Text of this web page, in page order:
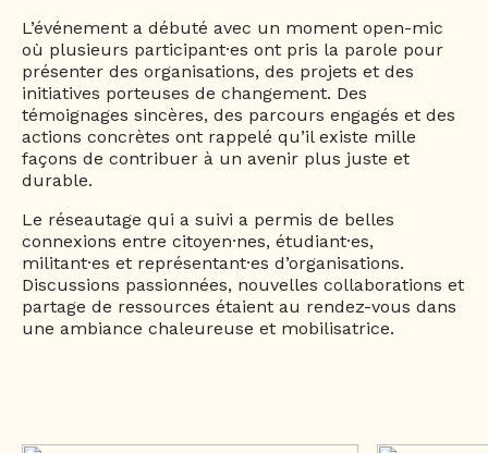
L’événement a débuté avec un moment open-mic
où plusieurs participant·es ont pris la parole pour
présenter des organisations, des projets et des
initiatives porteuses de changement. Des
témoignages sincères, des parcours engagés et des
actions concrètes ont rappelé qu’il existe mille
façons de contribuer à un avenir plus juste et
durable.
Le réseautage qui a suivi a permis de belles
connexions entre citoyen·nes, étudiant·es,
militant·es et représentant·es d’organisations.
Discussions passionnées, nouvelles collaborations et
partage de ressources étaient au rendez-vous dans
une ambiance chaleureuse et mobilisatrice.